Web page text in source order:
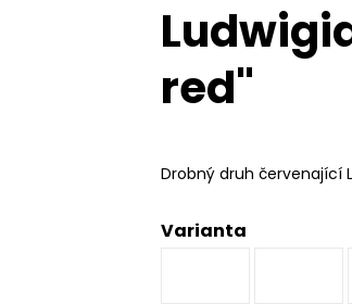
red"
Drobný druh červenající
Varianta